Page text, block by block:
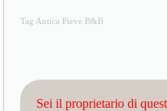
Tag Antica Pieve B&B
Sei il proprietario di